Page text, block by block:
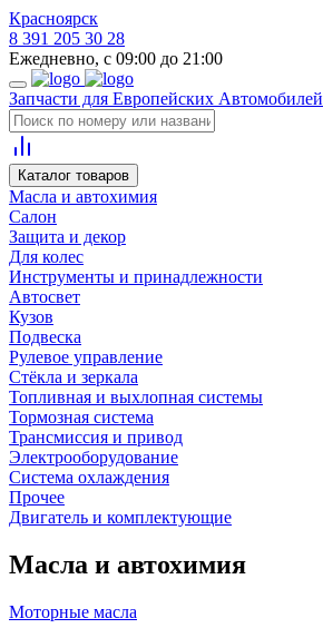
Красноярск
8 391 205 30 28
Ежедневно, с 09:00 до 21:00
Запчасти для Европейских Автомобилей
Каталог товаров
Масла и автохимия
Салон
Защита и декор
Для колес
Инструменты и принадлежности
Автосвет
Кузов
Подвеска
Рулевое управление
Стёкла и зеркала
Топливная и выхлопная системы
Тормозная система
Трансмиссия и привод
Электрооборудование
Система охлаждения
Прочее
Двигатель и комплектующие
Масла и автохимия
Моторные масла